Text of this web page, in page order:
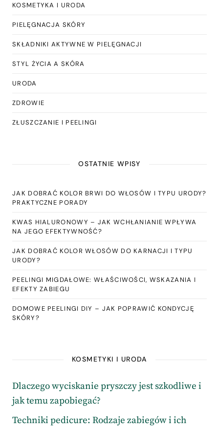
KOSMETYKA I URODA
PIELĘGNACJA SKÓRY
SKŁADNIKI AKTYWNE W PIELĘGNACJI
STYL ŻYCIA A SKÓRA
URODA
ZDROWIE
ZŁUSZCZANIE I PEELINGI
OSTATNIE WPISY
JAK DOBRAĆ KOLOR BRWI DO WŁOSÓW I TYPU URODY?
PRAKTYCZNE PORADY
KWAS HIALURONOWY – JAK WCHŁANIANIE WPŁYWA
NA JEGO EFEKTYWNOŚĆ?
JAK DOBRAĆ KOLOR WŁOSÓW DO KARNACJI I TYPU
URODY?
PEELINGI MIGDAŁOWE: WŁAŚCIWOŚCI, WSKAZANIA I
EFEKTY ZABIEGU
DOMOWE PEELINGI DIY – JAK POPRAWIĆ KONDYCJĘ
SKÓRY?
KOSMETYKI I URODA
Dlaczego wyciskanie pryszczy jest szkodliwe i
jak temu zapobiegać?
Techniki pedicure: Rodzaje zabiegów i ich